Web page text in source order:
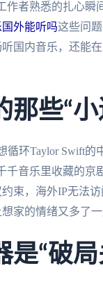
者熟悉的扎心瞬
外能听吗这些问
国内音乐，还能
那些“小
环Taylor Swift
千音乐里收藏的
束，海外IP无法
家的情绪又多了一
“破局